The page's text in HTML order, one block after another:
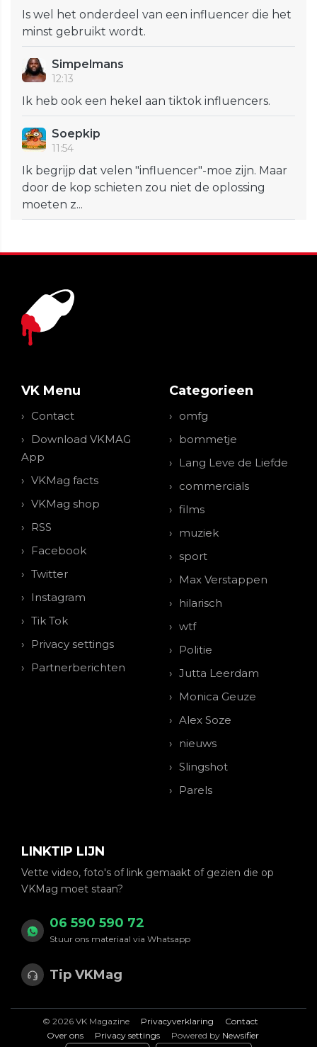
Is wel het onderdeel van een influencer die het
minst gebruikt wordt.
Simpelmans
12:13
Ik heb ook een hekel aan tiktok influencers.
Soepkip
11:54
Ik begrijp dat velen "influencer"-moe zijn. Maar
door de kop schieten zou niet de oplossing
moeten z...
VK Menu
Contact
Download VKMAG
App
VKMag facts
VKMag shop
RSS
Facebook
Twitter
Instagram
Tik Tok
Privacy settings
Partnerberichten
Categorieen
omfg
bommetje
Lang Leve de Liefde
commercials
films
muziek
sport
Max Verstappen
hilarisch
wtf
Politie
Jutta Leerdam
Monica Geuze
Alex Soze
nieuws
Slingshot
Parels
LINKTIP LIJN
Vette video, foto's of link gemaakt of gezien die op
VKMag moet staan?
06 590 590 72
Stuur ons materiaal via Whatsapp
Tip VKMag
© 2026 VK Magazine Privacyverklaring
Contact
Over ons
Privacy settings Powered by Newsifier